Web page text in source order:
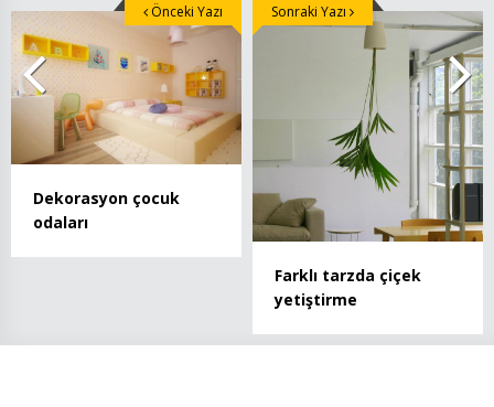
Dekorasyon çocuk
odaları
Önceki Yazı
Farklı tarzda çiçek
yetiştirme
Sonraki Yazı